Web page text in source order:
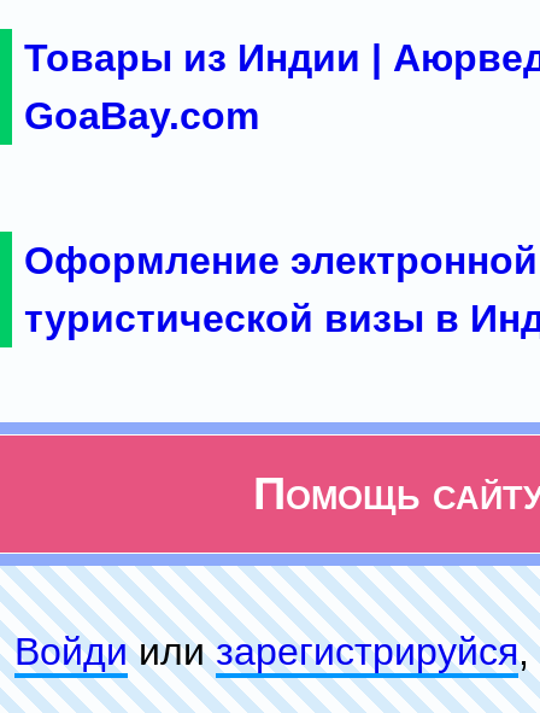
Товары из Индии |
GoaBay.com
Оформление электронной
туристической визы в
Помощь
Войдиилизарeгиcтpируйся,